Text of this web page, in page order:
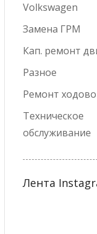
Volkswagen
Замена ГРМ
Кап. ремонт
Разное
Ремонт
Техническое
обслуживание
Лента